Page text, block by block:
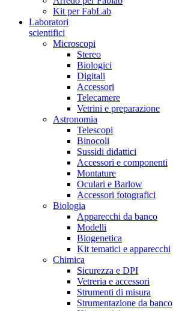
Kit per FabLab
Laboratori
scientifici
Microscopi
Stereo
Biologici
Digitali
Accessori
Telecamere
Vetrini e preparazione
Astronomia
Telescopi
Binocoli
Sussidi didattici
Accessori e componenti
Montature
Oculari e Barlow
Accessori fotografici
Biologia
Apparecchi da banco
Modelli
Biogenetica
Kit tematici e apparecchi
Chimica
Sicurezza e DPI
Vetreria e accessori
Strumenti di misura
Strumentazione da banco